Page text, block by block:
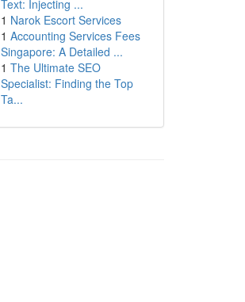
Text: Injecting ...
1 Narok Escort Services
1 Accounting Services Fees
Singapore: A Detailed ...
1 The Ultimate SEO
Specialist: Finding the Top
Ta...